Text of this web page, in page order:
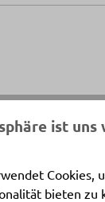
ist uns
Cookies,
bieten zu